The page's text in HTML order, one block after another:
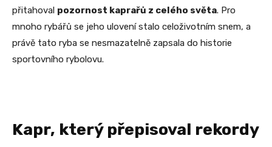
přitahoval pozornost kaprařů z celého světa. Pro
mnoho rybářů se jeho ulovení stalo celoživotním snem, a
právě tato ryba se nesmazatelně zapsala do historie
sportovního rybolovu.
Kapr, který přepisoval rekordy